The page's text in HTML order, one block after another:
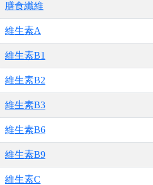
膳食纖維
維生素A
維生素B1
維生素B2
維生素B3
維生素B6
維生素B9
維生素C